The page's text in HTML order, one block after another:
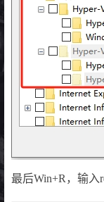
最后Win+R，输入